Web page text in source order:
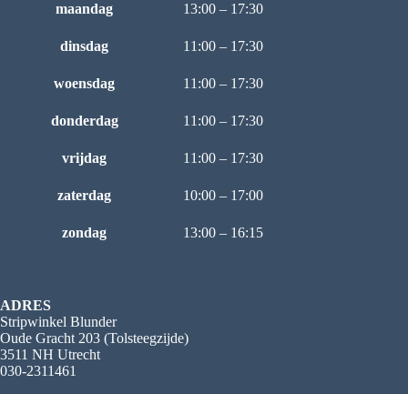
maandag 13:00 – 17:30
dinsdag 11:00 – 17:30
woensdag 11:00 – 17:30
donderdag 11:00 – 17:30
vrijdag 11:00 – 17:30
zaterdag 10:00 – 17:00
zondag 13:00 – 16:15
ADRES
Stripwinkel Blunder
Oude Gracht 203 (Tolsteegzijde)
3511 NH Utrecht
030-2311461